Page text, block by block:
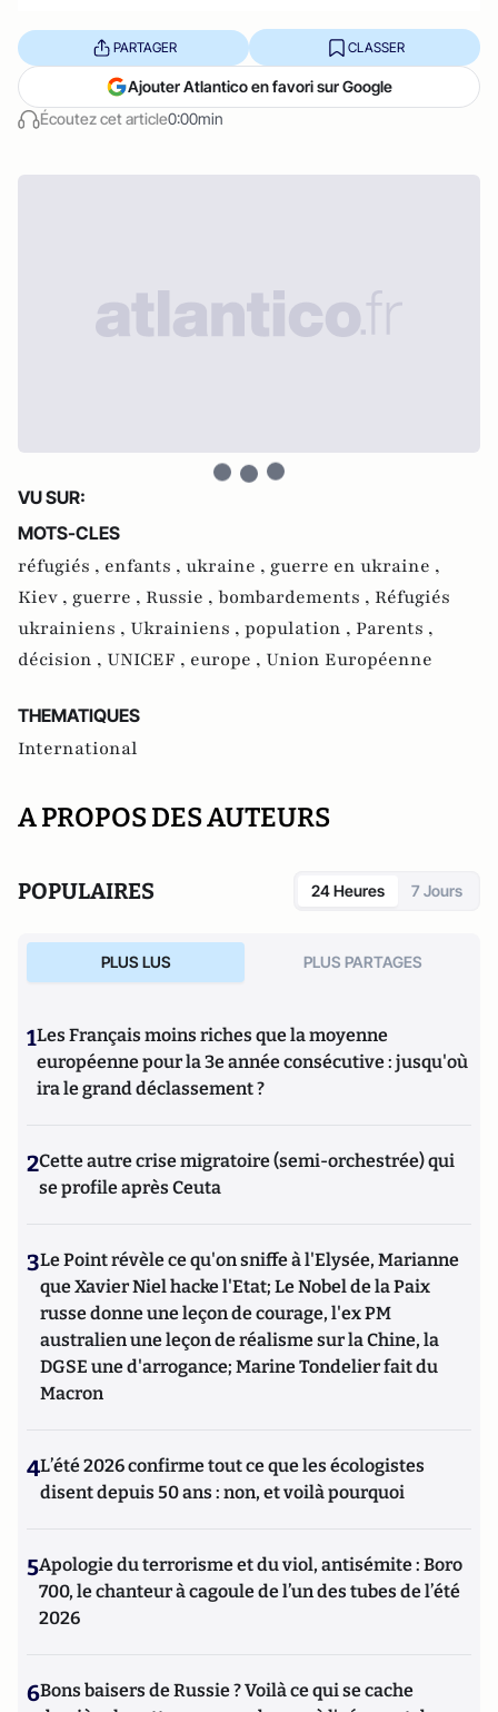
Écoutez cet article0:00min
PARTAGER CLASSER
Ajouter Atlantico en favori sur Google
VU SUR:
MOTS-CLES
réfugiés , enfants , ukraine , guerre en ukraine ,
Kiev , guerre , Russie , bombardements , Réfugiés
ukrainiens , Ukrainiens , population , Parents ,
décision , UNICEF , europe , Union Européenne
THEMATIQUES
International
A PROPOS DES AUTEURS
POPULAIRES 24 Heures 7 Jours
PLUS LUS PLUS PARTAGES
1Les Français moins riches que la moyenne
européenne pour la 3e année consécutive : jusqu'où
ira le grand déclassement ?
2Cette autre crise migratoire (semi-orchestrée) qui
se profile après Ceuta
3Le Point révèle ce qu'on sniffe à l'Elysée, Marianne
que Xavier Niel hacke l'Etat; Le Nobel de la Paix
russe donne une leçon de courage, l'ex PM
australien une leçon de réalisme sur la Chine, la
DGSE une d'arrogance; Marine Tondelier fait du
Macron
4L’été 2026 confirme tout ce que les écologistes
disent depuis 50 ans : non, et voilà pourquoi
5Apologie du terrorisme et du viol, antisémite : Boro
700, le chanteur à cagoule de l’un des tubes de l’été
2026
6Bons baisers de Russie ? Voilà ce qui se cache